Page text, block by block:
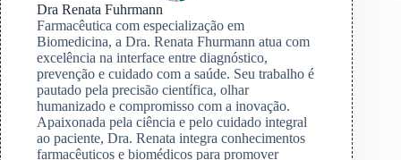
Dra Renata Fuhrmann
Farmacêutica com especialização em
Biomedicina, a Dra. Renata Fhurmann atua com
excelência na interface entre diagnóstico,
prevenção e cuidado com a saúde. Seu trabalho é
pautado pela precisão científica, olhar
humanizado e compromisso com a inovação.
Apaixonada pela ciência e pelo cuidado integral
ao paciente, Dra. Renata integra conhecimentos
farmacêuticos e biomédicos para promover